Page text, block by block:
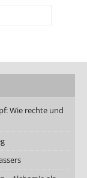
Wie rechte und